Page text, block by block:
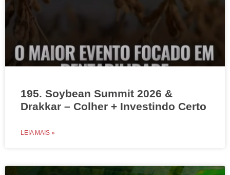
195. Soybean Summit 2026 &
Drakkar – Colher + Investindo Certo
LEIA MAIS »